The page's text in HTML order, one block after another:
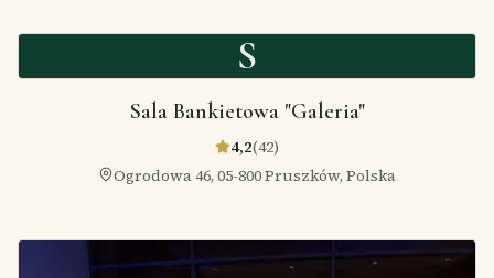
S
Sala Bankietowa "Galeria"
4,2(42)
Ogrodowa 46, 05-800 Pruszków, Polska